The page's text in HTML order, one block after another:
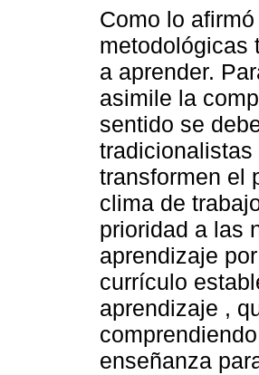
Como lo afirmó
metodológicas
a aprender.
asimile la
sentido se
transformen el
clima de
prioridad a las
aprendizaje
currículo
aprendizaje ,
enseñanza